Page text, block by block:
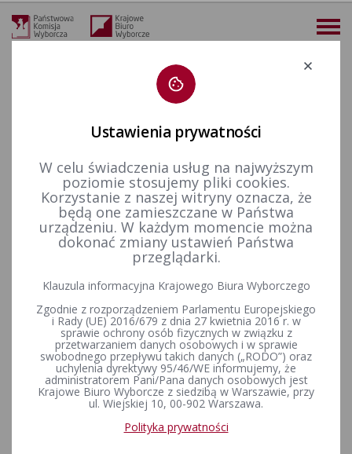
Deklaracja dostępności
więcej
Prawo wyborcze Uchwały PKW 2024 r. Uchwała nr 148/2024 PKW z dnia 13 marca 2024 r. w sprawie skargi na postanowienie Komisarza Wyborczego w Krakowie III
Uchwała nr 148/2024 PKW z
dnia 13 marca 2024 r. w
sprawie skargi na
postanowienie Komisarza
Wyborczego w Krakowie III
ZAŁĄCZNIKI
Uchwała nr 148/2024 PKW z dnia 13 marca 2024 r. w sprawie skargi
na postanowienie Komisarza Wyborczego w Krakowie III
Ustawienia prywatności
W celu świadczenia usług na najwyższym
poziomie stosujemy pliki cookies.
Korzystanie z naszej witryny oznacza, że
będą one zamieszczane w Państwa
urządzeniu. W każdym momencie można
dokonać zmiany ustawień Państwa
przeglądarki.
Klauzula informacyjna Krajowego Biura Wyborczego
Zgodnie z rozporządzeniem Parlamentu Europejskiego
i Rady (UE) 2016/679 z dnia 27 kwietnia 2016 r. w
sprawie ochrony osób fizycznych w związku z
przetwarzaniem danych osobowych i w sprawie
swobodnego przepływu takich danych („RODO”) oraz
uchylenia dyrektywy 95/46/WE informujemy, że
administratorem Pani/Pana danych osobowych jest
Krajowe Biuro Wyborcze z siedzibą w Warszawie, przy
ul. Wiejskiej 10, 00-902 Warszawa.
Polityka prywatności